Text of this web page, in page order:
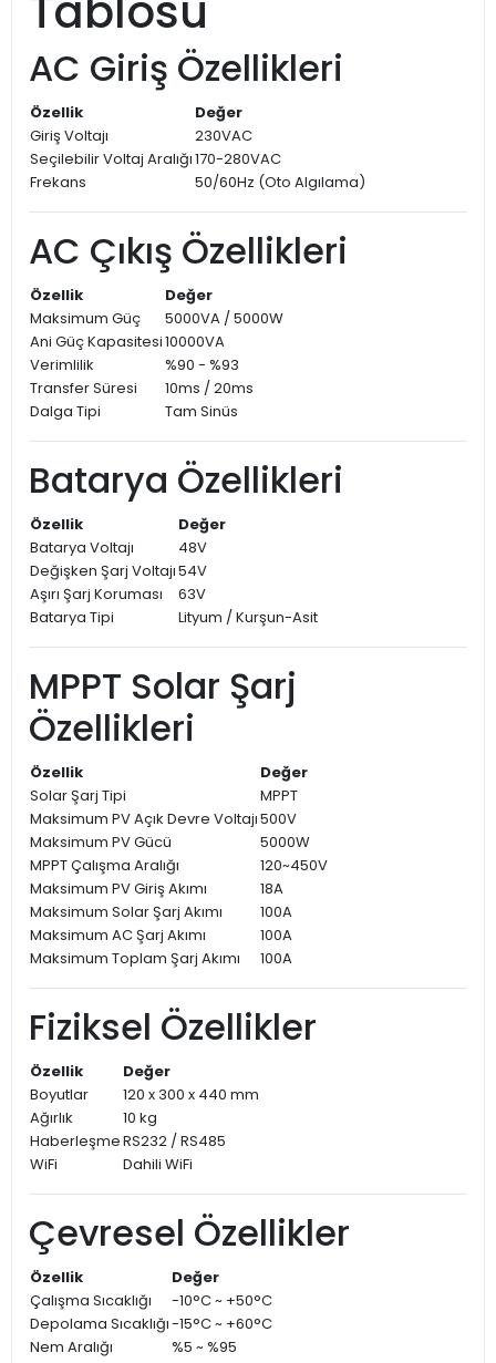
Tablosu
AC Giriş Özellikleri
Özellik
Değer
Giriş Voltajı
230VAC
Seçilebilir Voltaj Aralığı170-280VAC
Frekans
50/60Hz (Oto Algılama)
AC Çıkış Özellikleri
Özellik
Değer
Maksimum Güç
5000VA / 5000W
Ani Güç Kapasitesi10000VA
Verimlilik
%90 - %93
Transfer Süresi
10ms / 20ms
Dalga Tipi
Tam Sinüs
Batarya Özellikleri
Özellik
Değer
Batarya Voltajı
48V
Değişken Şarj Voltajı54V
Aşırı Şarj Koruması
63V
Batarya Tipi
Lityum / Kurşun-Asit
MPPT Solar Şarj
Özellikleri
Özellik
Değer
Solar Şarj Tipi
MPPT
Maksimum PV Açık Devre Voltajı500V
Maksimum PV Gücü
5000W
MPPT Çalışma Aralığı
120~450V
Maksimum PV Giriş Akımı
18A
Maksimum Solar Şarj Akımı
100A
Maksimum AC Şarj Akımı
100A
Maksimum Toplam Şarj Akımı
100A
Fiziksel Özellikler
Özellik
Değer
Boyutlar
120 x 300 x 440 mm
Ağırlık
10 kg
HaberleşmeRS232 / RS485
WiFi
Dahili WiFi
Çevresel Özellikler
Özellik
Değer
Çalışma Sıcaklığı
-10°C ~ +50°C
Depolama Sıcaklığı-15°C ~ +60°C
Nem Aralığı
%5 ~ %95